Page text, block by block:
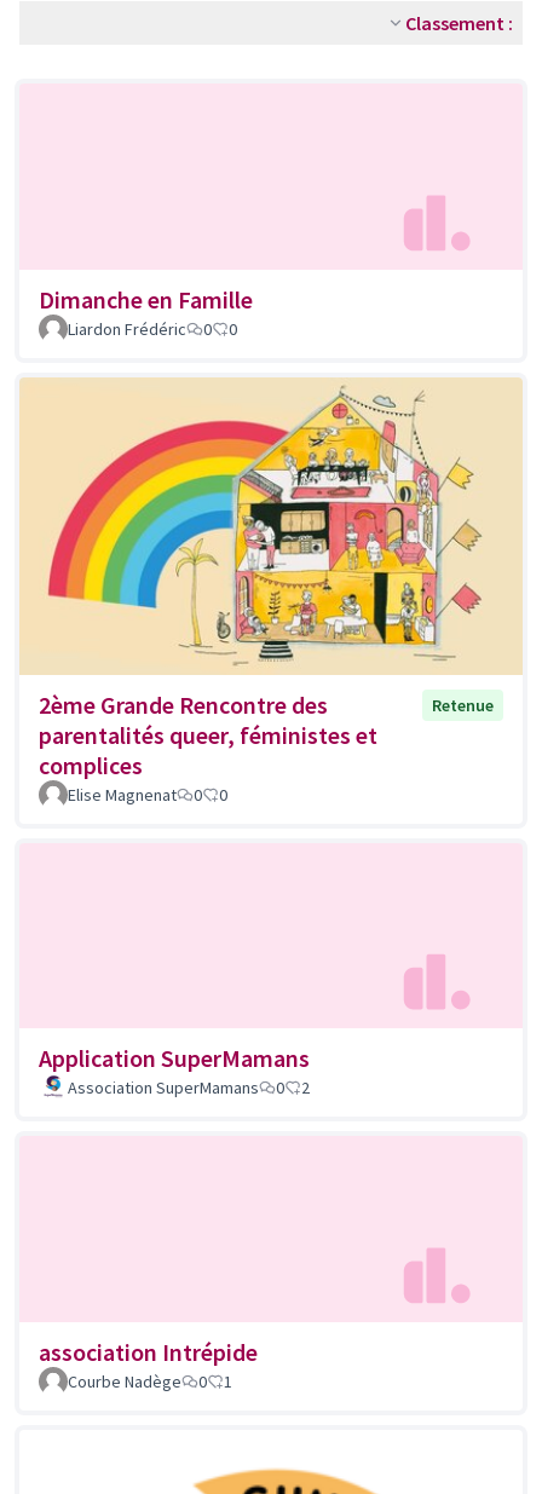
Classement :
Dimanche en Famille
Liardon Frédéric 0 0
2ème Grande Rencontre des
parentalités queer, féministes et
complices
Retenue
Elise Magnenat 0 0
Application SuperMamans
Association SuperMamans 0 2
association Intrépide
Courbe Nadège 0 1